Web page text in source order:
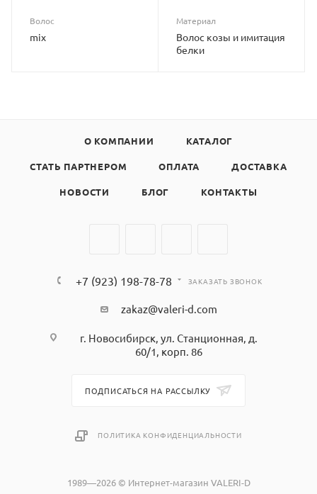
Волос
mix
Материал
Волос козы и имитация
белки
О КОМПАНИИ КАТАЛОГ
СТАТЬ ПАРТНЕРОМ ОПЛАТА ДОСТАВКА
НОВОСТИ БЛОГ КОНТАКТЫ
+7 (923) 198-78-78 ЗАКАЗАТЬ ЗВОНОК
zakaz@valeri-d.com
г. Новосибирск, ул. Станционная, д.
60/1, корп. 86
ПОДПИСАТЬСЯ НА РАССЫЛКУ
ПОЛИТИКА КОНФИДЕНЦИАЛЬНОСТИ
1989—2026 © Интернет-магазин VALERI-D